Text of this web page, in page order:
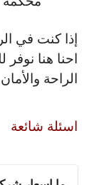
إذا كنت في
احنا هنا
الراحة
اسئلة شائعة